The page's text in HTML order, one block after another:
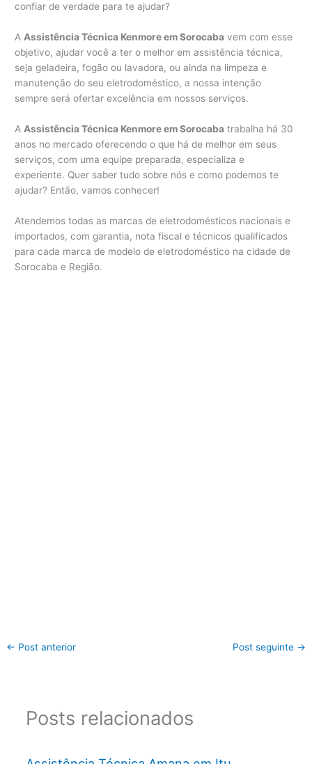
confiar de verdade para te ajudar?
A Assistência Técnica Kenmore em Sorocaba vem com esse
objetivo, ajudar você a ter o melhor em assistência técnica,
seja geladeira, fogão ou lavadora, ou ainda na limpeza e
manutenção do seu eletrodoméstico, a nossa intenção
sempre será ofertar excelência em nossos serviços.
A Assistência Técnica Kenmore em Sorocaba trabalha há 30
anos no mercado oferecendo o que há de melhor em seus
serviços, com uma equipe preparada, especializa e
experiente. Quer saber tudo sobre nós e como podemos te
ajudar? Então, vamos conhecer!
Atendemos todas as marcas de eletrodomésticos nacionais e
importados, com garantia, nota fiscal e técnicos qualificados
para cada marca de modelo de eletrodoméstico na cidade de
Sorocaba e Região.
← Post anterior Post seguinte →
Posts relacionados